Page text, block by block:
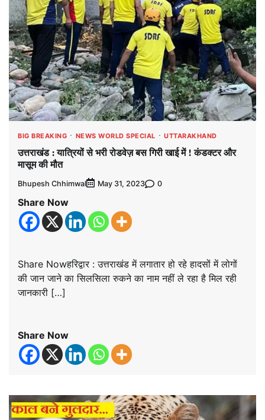
BIG BREAKING NEWS WORLD SPECIAL UTTARAKHAND
उत्तराखंड : यात्रियों से भरी रोडवेज़ बस गिरी खाई में ! कंडक्टर और
मासूम की मौत
Bhupesh Chhimwal May 31, 2023 0
Share Now
Share Nowहरिद्वार : उत्तराखंड में लगातार हो रहे हादसों में लोगों
की जान जाने का सिलसिला रुकने का नाम नहीं ले रहा है मिल रही
जानकारी […]
Share Now